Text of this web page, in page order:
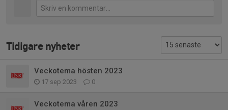
Tidigare nyheter
Veckotema hösten 2023
17 sep 2023 0
Veckotema våren 2023